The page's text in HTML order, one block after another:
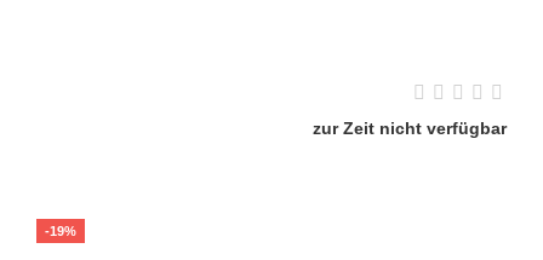
zur Zeit nicht verfügbar
-19%